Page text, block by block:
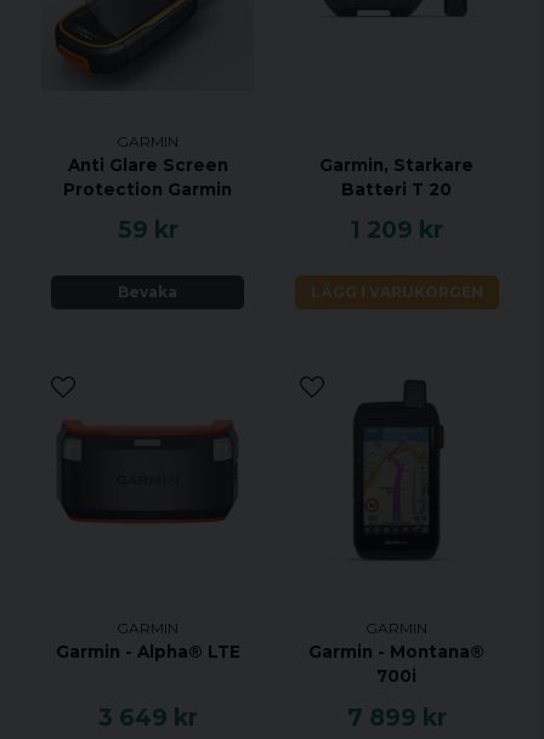
GARMIN
Anti Glare Screen
Protection Garmin
59 kr
Bevaka
Garmin, Starkare
Batteri T 20
1 209 kr
LÄGG I VARUKORGEN
GARMIN
Garmin - Alpha® LTE
3 649 kr
GARMIN
Garmin - Montana®
700i
7 899 kr